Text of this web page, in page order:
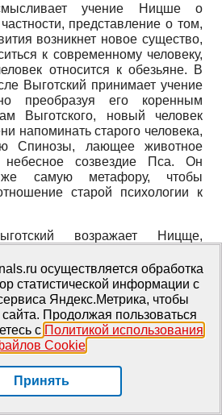
учение Ницше о
представление о том,
возникнет новое существо,
к современному человеку,
относится к обезьяне. В
Выготский принимает учение
преобразуя его коренным
Выготского, новый человек
напоминать старого человека,
Спинозы, лающее животное
небесное созвездие Пса. Он
же самую метафору, чтобы
старой психологии к
возражает Ницще,
исторического развития от
а также тот факт, что
как историческое и
видно, что хотя Выготский
образом, на марксизм, он
широкий круг теорий (в
Ницще о «сверхчеловеке»,
осуществляется обработка
статистической информации с
Яндекс.Метрика, чтобы
Продолжая пользоваться
с Политикой использования
Cookie.
Принять